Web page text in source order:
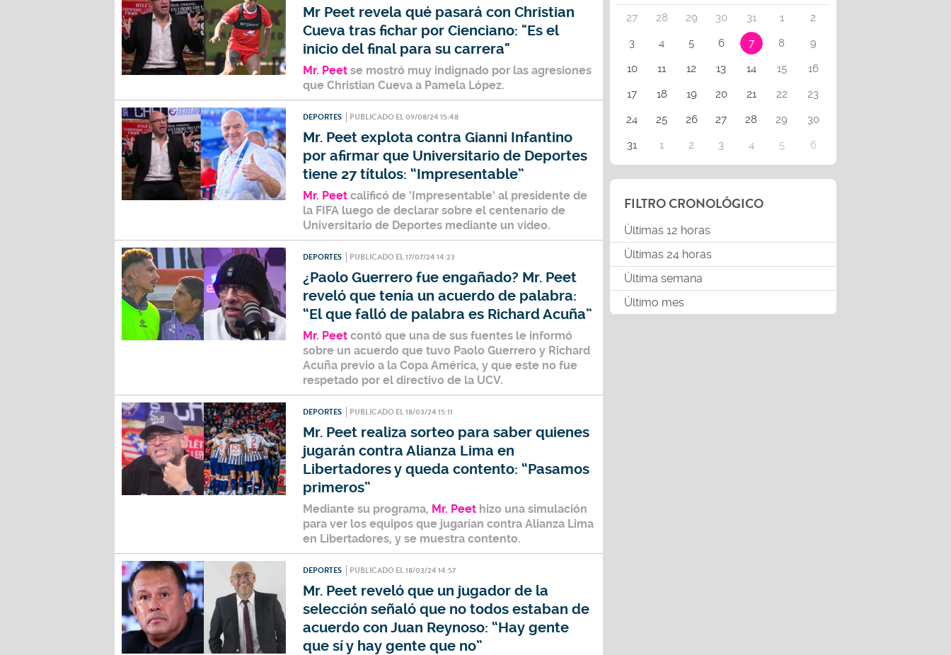
Mr Peet revela qué pasará con Christian
Cueva tras fichar por Cienciano: "Es el
inicio del final para su carrera"
Mr. Peet se mostró muy indignado por las agresiones
que Christian Cueva a Pamela López.
DEPORTES PUBLICADO EL 09/08/24 15:48
Mr. Peet explota contra Gianni Infantino
por afirmar que Universitario de Deportes
tiene 27 títulos: “Impresentable”
Mr. Peet calificó de ‘Impresentable’ al presidente de
la FIFA luego de declarar sobre el centenario de
Universitario de Deportes mediante un video.
DEPORTES PUBLICADO EL 17/07/24 14:23
¿Paolo Guerrero fue engañado? Mr. Peet
reveló que tenía un acuerdo de palabra:
“El que falló de palabra es Richard Acuña”
Mr. Peet contó que una de sus fuentes le informó
sobre un acuerdo que tuvo Paolo Guerrero y Richard
Acuña previo a la Copa América, y que este no fue
respetado por el directivo de la UCV.
DEPORTES PUBLICADO EL 18/03/24 15:11
Mr. Peet realiza sorteo para saber quienes
jugarán contra Alianza Lima en
Libertadores y queda contento: “Pasamos
primeros”
Mediante su programa, Mr. Peet hizo una simulación
para ver los equipos que jugarían contra Alianza Lima
en Libertadores, y se muestra contento.
DEPORTES PUBLICADO EL 18/03/24 14:57
Mr. Peet reveló que un jugador de la
selección señaló que no todos estaban de
acuerdo con Juan Reynoso: “Hay gente
que sí y hay gente que no”
27
28 29 30 31 1
2
3
4 5 6 7 8
9
10
11 12 13 14 15
16
17
18 19 20 21 22
23
24
25 26 27 28 29
30
31
1 2 3 4 5 6
FILTRO CRONOLÓGICO
Últimas 12 horas
Últimas 24 horas
Última semana
Último mes